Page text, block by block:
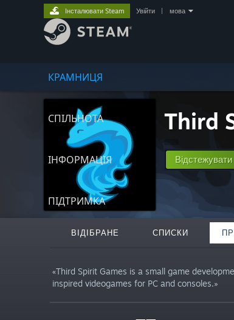
КРАМНИЦЯ
СПІЛЬНОТА
ІНФОРМАЦІЯ
ПІДТРИМКА
Інсталювати Steam Увійти мова
Third
Відстежувати
ВІДІБРАНЕ СПИСКИ
«Third Spirit Games is a small game
inspired videogames for PC and consoles.»